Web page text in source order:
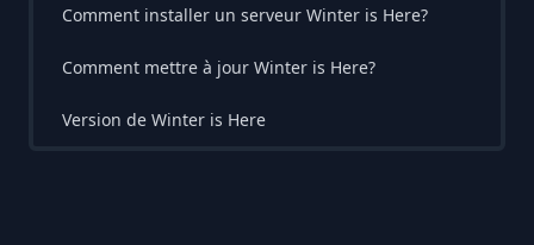
Comment installer un serveur Winter is Here?
Comment mettre à jour Winter is Here?
Version de Winter is Here